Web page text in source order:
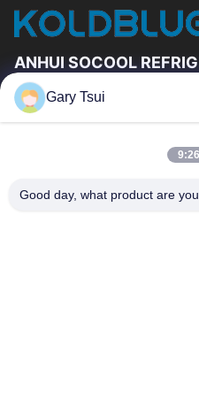
ANHUI SOCOOL
Vínculos Rápidos
Viaje De La Fábrica
Gary Tsui
Good day, what product are